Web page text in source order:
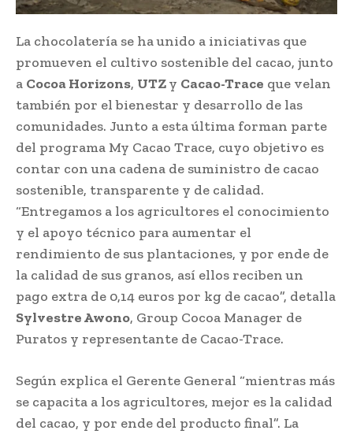
La chocolatería se ha unido a iniciativas que
promueven el cultivo sostenible del cacao, junto
a Cocoa Horizons, UTZy Cacao-Trace que velan
también por el bienestar y desarrollo de las
comunidades. Junto a esta última forman parte
del programa My Cacao Trace, cuyo objetivo es
contar con una cadena de suministro de cacao
sostenible, transparente y de calidad.
“Entregamos a los agricultores el conocimiento
y el apoyo técnico para aumentar el
rendimiento de sus plantaciones, y por ende de
la calidad de sus granos, así ellos reciben un
pago extra de 0,14 euros por kg de cacao”, detalla
Sylvestre Awono, Group Cocoa Manager de
Puratos y representante de Cacao-Trace.
Según explica el Gerente General “mientras más
se capacita a los agricultores, mejor es la calidad
del cacao, y por ende del producto final”. La